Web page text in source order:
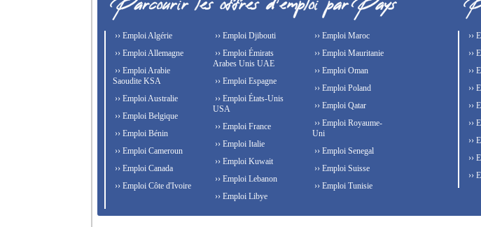
›› Emploi Algérie
›› Emploi Allemagne
›› Emploi Arabie
Saoudite KSA
›› Emploi Australie
›› Emploi Belgique
›› Emploi Bénin
›› Emploi Cameroun
›› Emploi Canada
›› Emploi Côte d'Ivoire
›› Emploi Djibouti
›› Emploi Émirats
Arabes Unis UAE
›› Emploi Espagne
›› Emploi États-Unis
USA
›› Emploi France
›› Emploi Italie
›› Emploi Kuwait
›› Emploi Lebanon
›› Emploi Libye
›› Emploi Maroc
›› Emploi Mauritanie
›› Emploi Oman
›› Emploi Poland
›› Emploi Qatar
›› Emploi Royaume-
Uni
›› Emploi Senegal
›› Emploi Suisse
›› Emploi Tunisie
››
››
››
››
››
››
››
››
››